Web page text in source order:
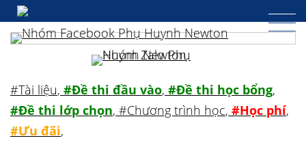
#Tài liệu, #Đề thi đầu vào, #Đề thi học bổng,
#Đề thi lớp chọn, #Chương trình học, #Học phí,
#Ưu đãi,